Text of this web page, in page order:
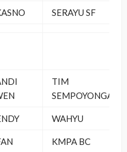
SERAYU SF
TIM
SEMPOYONGAN
WAHYU
KMPA BC